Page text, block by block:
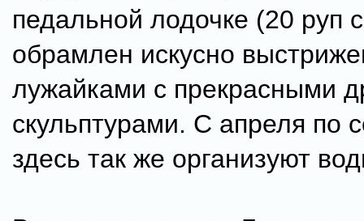
педальной лодочке (20 руп
обрамлен искусно
лужайками с прекрасными
скульптурами. С апреля по
здесь так же организуют